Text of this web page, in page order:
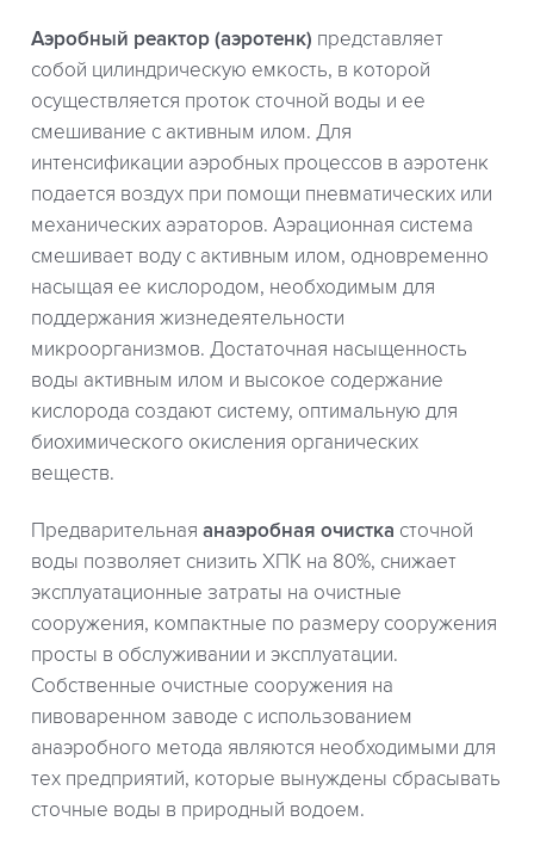
Аэробный реактор (аэротенк) представляет
собой цилиндрическую емкость, в которой
осуществляется проток сточной воды и ее
смешивание с активным илом. Для
интенсификации аэробных процессов в аэротенк
подается воздух при помощи пневматических или
механических аэраторов. Аэрационная система
смешивает воду с активным илом, одновременно
насыщая ее кислородом, необходимым для
поддержания жизнедеятельности
микроорганизмов. Достаточная насыщенность
воды активным илом и высокое содержание
кислорода создают систему, оптимальную для
биохимического окисления органических
веществ.
Предварительная анаэробная очистка сточной
воды позволяет снизить ХПК на 80%, снижает
эксплуатационные затраты на очистные
сооружения, компактные по размеру сооружения
просты в обслуживании и эксплуатации.
Собственные очистные сооружения на
пивоваренном заводе с использованием
анаэробного метода являются необходимыми для
тех предприятий, которые вынуждены сбрасывать
сточные воды в природный водоем.